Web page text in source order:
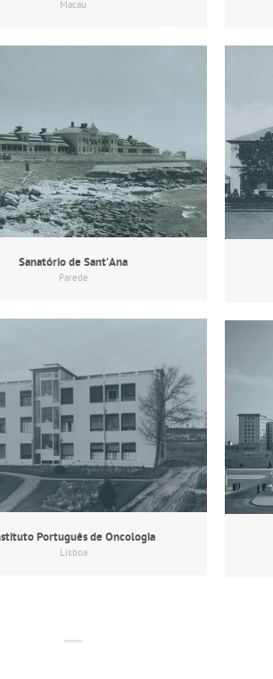
Macau
Sanatório de Sant’Ana
Parede
Português de Oncologia
Lisboa